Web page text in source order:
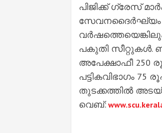
പിജിക്ക് ഗ്രേസ്
സേവനദൈർഘ്യം
പകുതി സീറ്റുകൾ.
അപേക്ഷാഫീ 250
പട്ടികവിഭാഗം
തുടക്കത്തിൽ
വെബ്: